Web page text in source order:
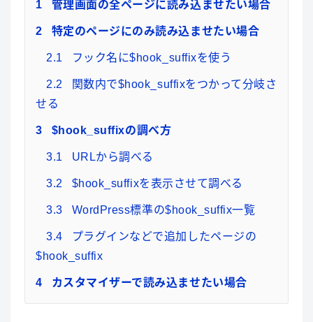
1 管理画面の全ページに読み込ませたい場合
2 特定のページにのみ読み込ませたい場合
2.1 フック名に$hook_suffixを使う
2.2
関数内で$hook_suffixをつかって分岐さ
せる
3 $hook_suffixの調べ方
3.1 URLから調べる
3.2 $hook_suffixを表示させて調べる
3.3 WordPress標準の$hook_suffix一覧
3.4
プラグインなどで追加したページの
$hook_suffix
4 カスタマイザーで読み込ませたい場合